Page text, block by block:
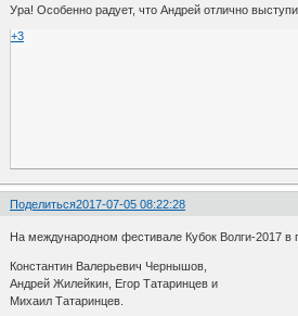
Ура! Особенно радует, что Андрей отлично
+3
Поделиться2017-07-05 08:22:28
На международном фестивале Кубок Волги-2017 в
Константин Валерьевич Чернышов,
Андрей Жилейкин, Егор Татаринцев и
Михаил Татаринцев.